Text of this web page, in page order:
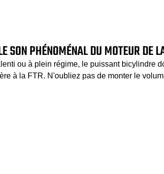
SON PHÉNOMÉNAL DU MOTEUR DE
ou à plein régime, le puissant bicylindre
à la FTR. N'oubliez pas de monter le